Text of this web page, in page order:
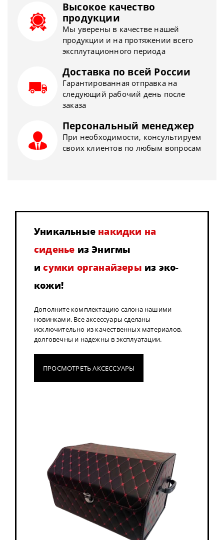
Высокое качество
продукции
Мы уверены в качестве нашей
продукции и на протяжении всего
эксплутационного периода
Доставка по всей России
Гарантированная отправка на
следующий рабочий день после
заказа
Персональный менеджер
При необходимости, консультируем
своих клиентов по любым вопросам
Уникальные накидки на
сиденье из Энигмы
исумки органайзеры из эко-
кожи!
Дополните комплектацию салона нашими
новинками. Все аксессуары сделаны
исключительно из качественных материалов,
долговечны и надежны в эксплуатации.
ПРОСМОТРЕТЬ АКСЕССУАРЫ